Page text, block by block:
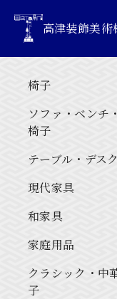
高津装飾美術
椅子
ソファ・ベンチ
椅子
テーブル・デスク
現代家具
和家具
家庭用品
クラシック・中
子